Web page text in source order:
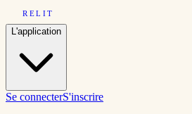
RELIT
L'application
Se connecterS'inscrire